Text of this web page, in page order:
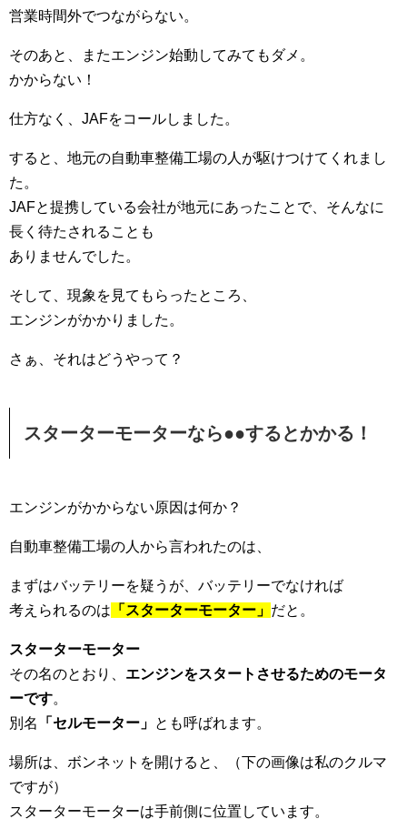
営業時間外でつながらない。
そのあと、またエンジン始動してみてもダメ。
かからない！
仕方なく、JAFをコールしました。
すると、地元の自動車整備工場の人が駆けつけてくれまし
た。
JAFと提携している会社が地元にあったことで、そんなに
長く待たされることも
ありませんでした。
そして、現象を見てもらったところ、
エンジンがかかりました。
さぁ、それはどうやって？
スターターモーターなら●●するとかかる！
エンジンがかからない原因は何か？
自動車整備工場の人から言われたのは、
まずはバッテリーを疑うが、バッテリーでなければ
考えられるのは 「スターターモーター」 だと。
スターターモーター
その名のとおり、 エンジンをスタートさせるためのモータ
ーです。
別名
「セルモーター」 とも呼ばれます。
場所は、ボンネットを開けると、（下の画像は私のクルマ
ですが）
スターターモーターは手前側に位置しています。